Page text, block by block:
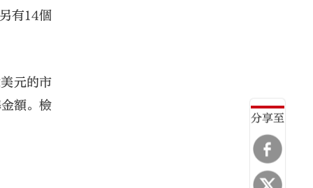
分享至
有14個
元的市
額。檢